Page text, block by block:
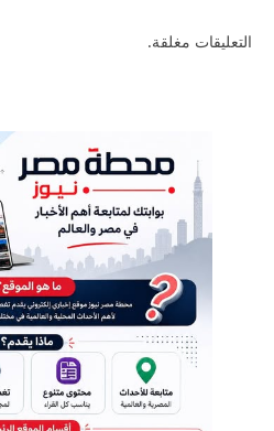
التعليقات مغلقة.